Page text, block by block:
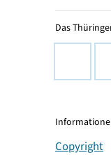
Das
Copyright